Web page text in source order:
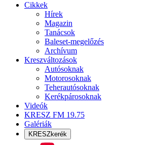
Cikkek
Hírek
Magazin
Tanácsok
Baleset-megelőzés
Archívum
Kreszváltozások
Autósoknak
Motorosoknak
Teherautósoknak
Kerékpárosoknak
Videók
KRESZ FM 19.75
Galériák
KRESZkerék